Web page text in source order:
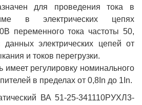
для проведения тока в
в электрических цепях
переменного тока частоты 50,
электрических цепей от
и токов перегрузки.
регулировку номинального
в пределах от 0,8In до 1In.
ВА 51-25-341110РУХЛ3-